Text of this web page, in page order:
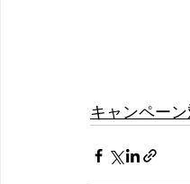
キャンペー